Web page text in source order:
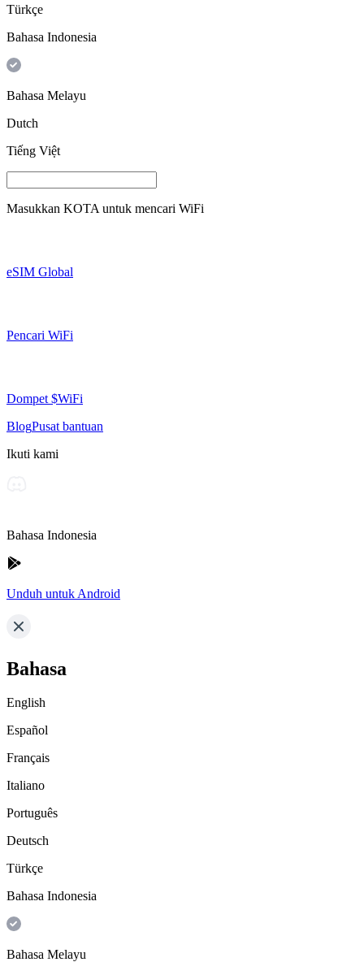
Türkçe
Bahasa Indonesia
Bahasa Melayu
Dutch
Tiếng Việt
Masukkan KOTA untuk mencari WiFi
eSIM Global
Pencari WiFi
Dompet $WiFi
BlogPusat bantuan
Ikuti kami
Bahasa Indonesia
Unduh untuk Android
Bahasa
English
Español
Français
Italiano
Português
Deutsch
Türkçe
Bahasa Indonesia
Bahasa Melayu